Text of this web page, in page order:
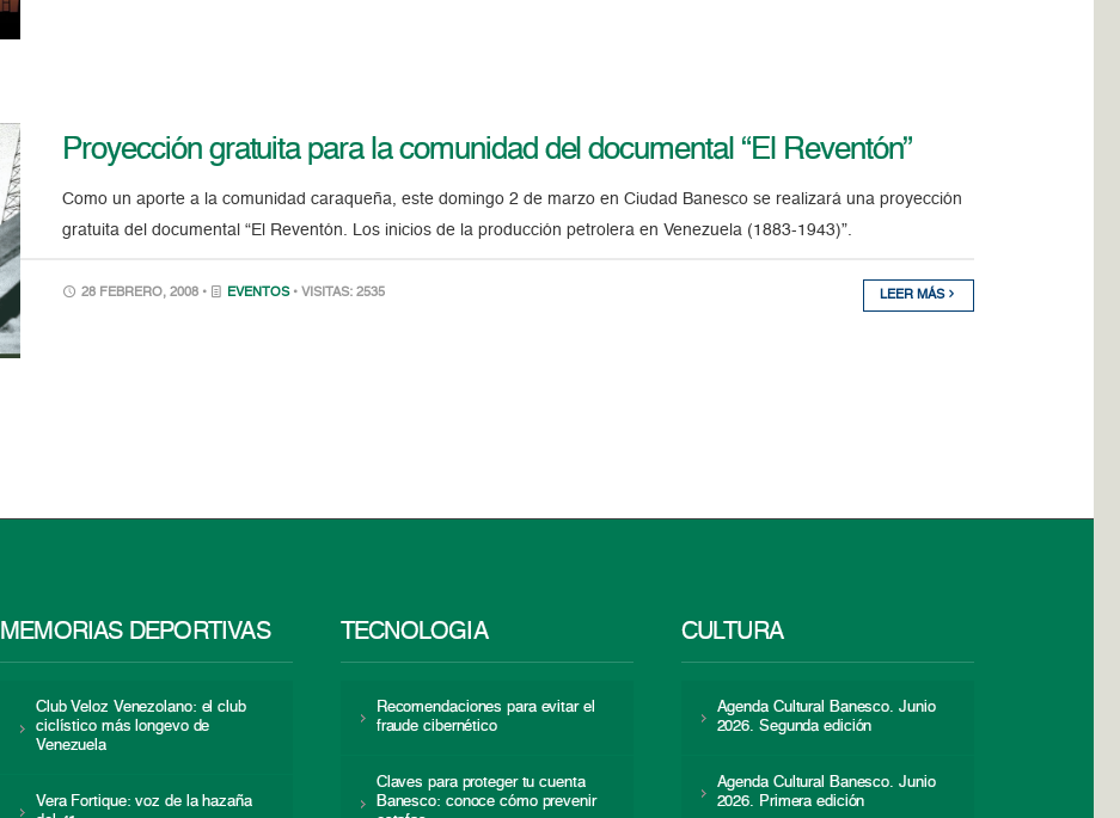
Proyección gratuita para la comunidad del documental “El Reventón”
Como un aporte a la comunidad caraqueña, este domingo 2 de marzo en Ciudad Banesco se realizará una proyección
gratuita del documental “El Reventón. Los inicios de la producción petrolera en Venezuela (1883-1943)”.
28 FEBRERO, 2008 • EVENTOS • VISITAS: 2535 LEER MÁS
MEMORIAS DEPORTIVAS
Club Veloz Venezolano: el club
ciclístico más longevo de
Venezuela
Vera Fortique: voz de la hazaña
TECNOLOGÍA
Recomendaciones para evitar el
fraude cibernético
Claves para proteger tu cuenta
Banesco: conoce cómo prevenir
CULTURA
Agenda Cultural Banesco. Junio
2026. Segunda edición
Agenda Cultural Banesco. Junio
2026. Primera edición